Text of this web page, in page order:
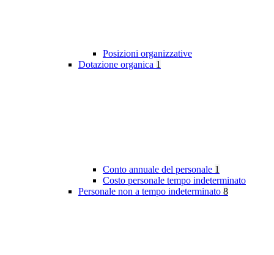
Posizioni organizzative
Dotazione organica 1
Conto annuale del personale 1
Costo personale tempo indeterminato
Personale non a tempo indeterminato 8